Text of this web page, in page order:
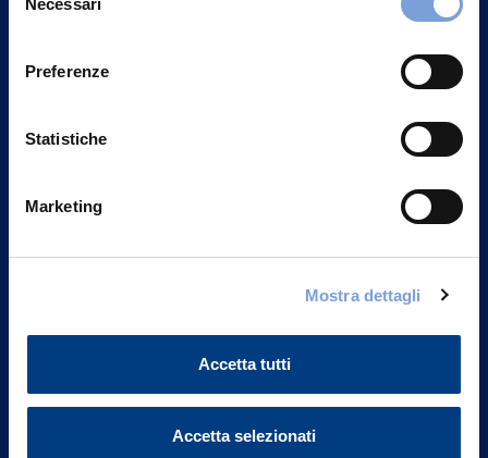
delNecessari
Preferenze
Statistiche
Marketing
Mostra dettagli
Accetta tutti
Accetta selezionati
Via Ignazio Gardella, 2